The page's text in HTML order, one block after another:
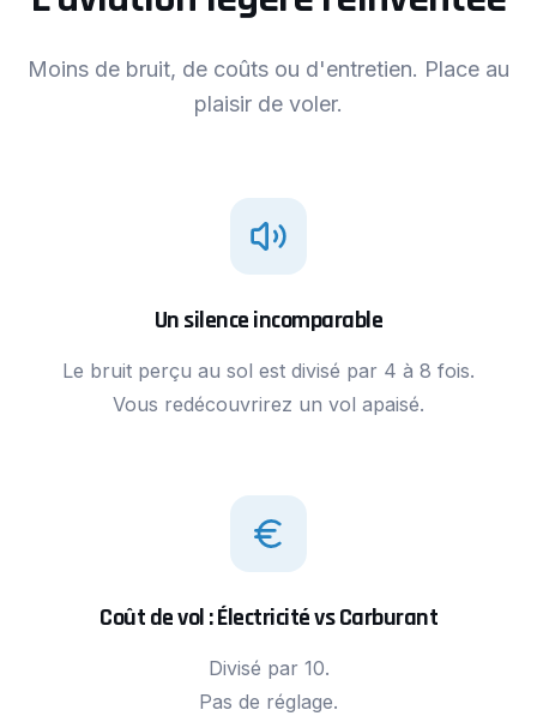
Moins de bruit, de coûts ou d'entretien. Place au
plaisir de voler.
Un silence incomparable
Le bruit perçu au sol est divisé par 4 à 8 fois.
Vous redécouvrirez un vol apaisé.
Coût de vol : Électricité vs Carburant
Divisé par 10.
Pas de réglage.